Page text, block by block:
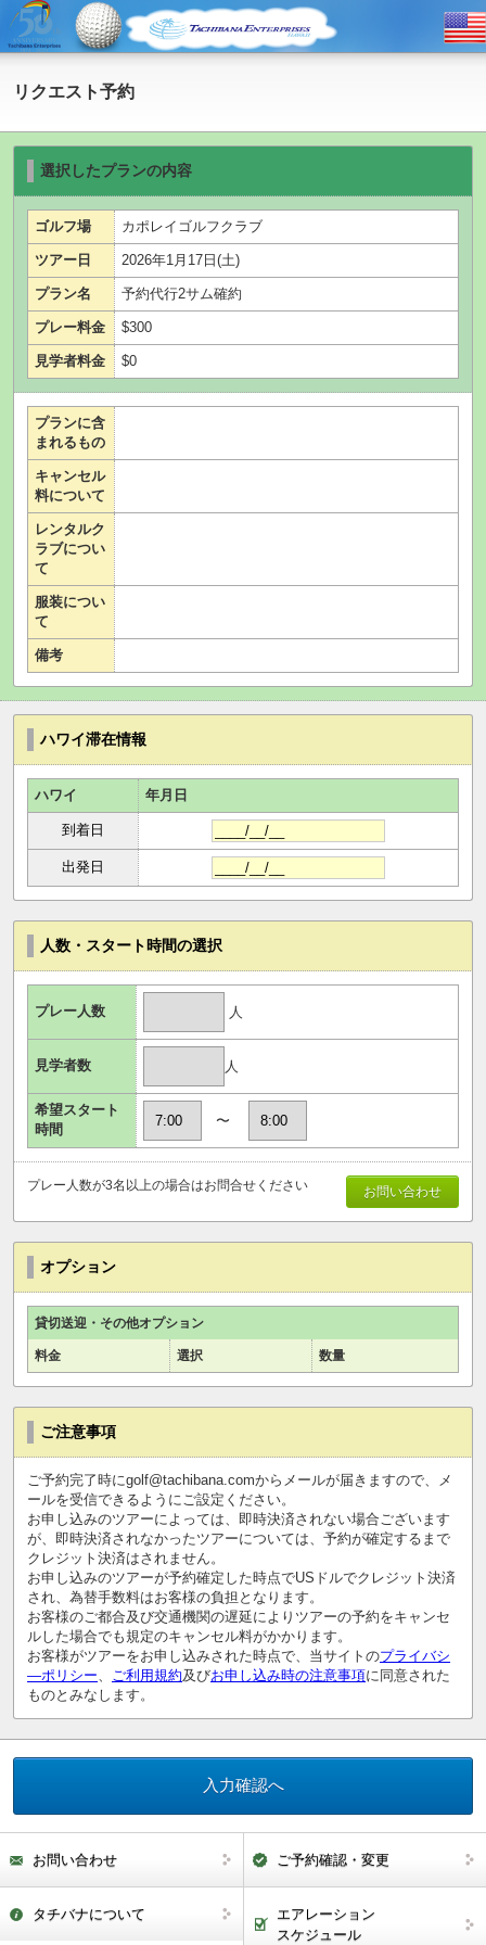
リクエスト予約
選択したプランの内容
ゴルフ場 カポレイゴルフクラブ
ツアー日 2026年1月17日(土)
プラン名 予約代行2サム確約
プレー料金 $300
見学者料金 $0
プランに含
まれるもの
キャンセル
料について
レンタルク
ラブについ
て
服装につい
て
備考
ハワイ滞在情報
ハワイ 年月日
到着日
出発日
人数・スタート時間の選択
プレー人数 人
見学者数 人
希望スタート
時間
〜
お問い合わせ
プレー人数が3名以上の場合はお問合せください
オプション
貸切送迎・その他オプション
料金 選択 数量
ご注意事項
ご予約完了時にgolf@tachibana.comからメールが届きますので、メ
ールを受信できるようにご設定ください。
お申し込みのツアーによっては、即時決済されない場合ございます
が、即時決済されなかったツアーについては、予約が確定するまで
クレジット決済はされません。
お申し込みのツアーが予約確定した時点でUSドルでクレジット決済
され、為替手数料はお客様の負担となります。
お客様のご都合及び交通機関の遅延によりツアーの予約をキャンセ
ルした場合でも規定のキャンセル料がかかります。
お客様がツアーをお申し込みされた時点で、当サイトのプライバシ
―ポリシー
ご利用規約及びお申し込み時の注意事項に同意された
ものとみなします。
お問い合わせ ご予約確認・変更
タチバナについて
エアレーション
スケジュール